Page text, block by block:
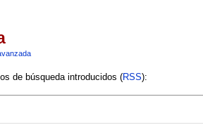
de búsqueda introducidos (RSS):